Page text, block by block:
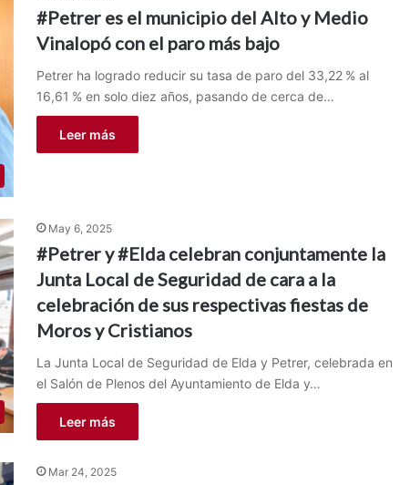
#Petrer es el municipio del Alto y Medio
Vinalopó con el paro más bajo
Petrer ha logrado reducir su tasa de paro del 33,22 % al
16,61 % en solo diez años, pasando de cerca de…
Leer más
May 6, 2025
#Petrer y #Elda celebran conjuntamente la
Junta Local de Seguridad de cara a la
celebración de sus respectivas fiestas de
Moros y Cristianos
La Junta Local de Seguridad de Elda y Petrer, celebrada en
el Salón de Plenos del Ayuntamiento de Elda y…
Leer más
Mar 24, 2025